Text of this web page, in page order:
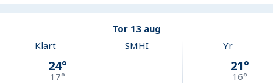
Tor 13 aug
Klart
24°
17°
SMHI Yr
21°
16°